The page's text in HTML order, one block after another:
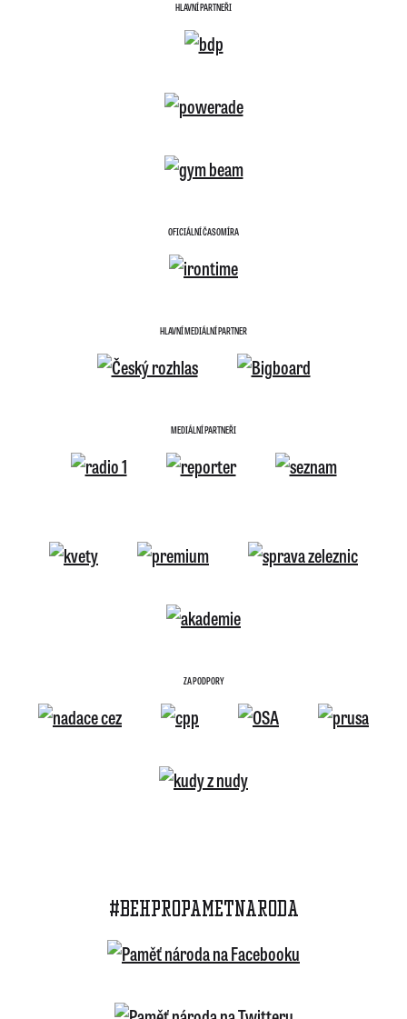
HLAVNÍ PARTNEŘI
OFICIÁLNÍ ČASOMÍRA
HLAVNÍ MEDIÁLNÍ PARTNER
MEDIÁLNÍ PARTNEŘI
ZA PODPORY
#BEHPROPAMETNARODA